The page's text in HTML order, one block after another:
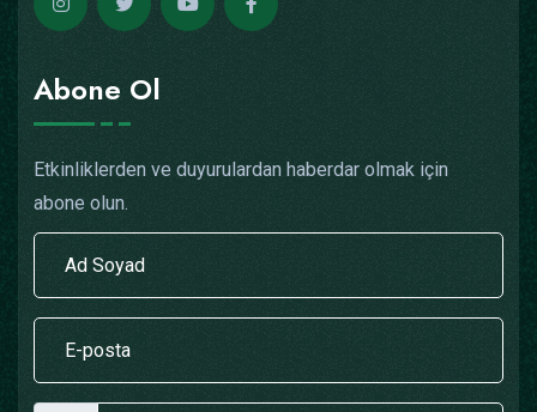
Abone Ol
Etkinliklerden ve duyurulardan haberdar olmak için
abone olun.